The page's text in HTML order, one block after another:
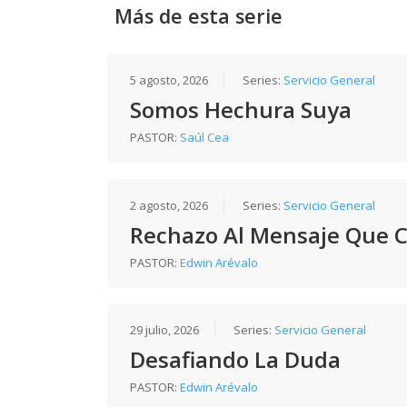
Más de esta serie
5 agosto, 2026 Series: Servicio General
Somos Hechura Suya
PASTOR: Saúl Cea
2 agosto, 2026 Series: Servicio General
Rechazo Al Mensaje Que
PASTOR:Edwin Arévalo
29 julio, 2026 Series: Servicio General
Desafiando La Duda
PASTOR:Edwin Arévalo